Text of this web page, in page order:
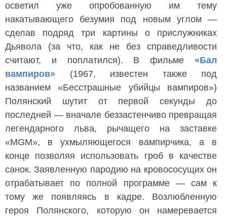
осветил уже опробованную им тему
накатывающего безумия под новым углом —
сделав подряд три картины о прислужниках
Дьявола (за что, как не без справедливости
считают, и поплатился). В фильме «Бал
вампиров» (1967, известен также под
названием «Бесстрашные убийцы вампиров»)
Полянский шутит от первой секунды до
последней — вначале беззастенчиво превращая
легендарного льва, рычащего на заставке
«MGM», в ухмыляющегося вампирчика, а в
конце позволяя использовать гроб в качестве
санок. Заявленную пародию на кровососущих он
отрабатывает по полной программе — сам к
тому же появляясь в кадре. Возлюбленную
героя Полянского, которую он намеревается